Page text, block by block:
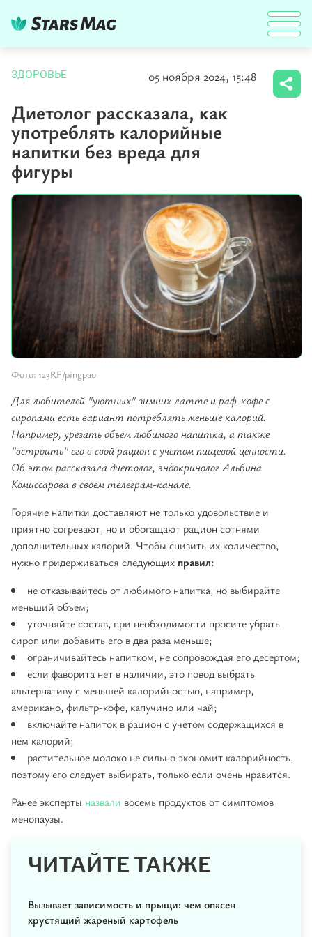
ЗДОРОВЬЕ 05 ноября 2024, 15:48
Диетолог рассказала, как
употреблять калорийные
напитки без вреда для
фигуры
Фото: 123RF/pingpao
Для любителей "уютных" зимних латте и раф-кофе с
сиропами есть вариант потреблять меньше калорий.
Например, урезать объем любимого напитка, а также
"встроить" его в свой рацион с учетом пищевой ценности.
Об этом рассказала диетолог, эндокринолог Альбина
Комиссарова в своем телеграм-канале.
Горячие напитки доставляют не только удовольствие и
приятно согревают, но и обогащают рацион сотнями
дополнительных калорий. Чтобы снизить их количество,
нужно придерживаться следующих правил:
не отказывайтесь от любимого напитка, но выбирайте
меньший объем;
уточняйте состав, при необходимости просите убрать
сироп или добавить его в два раза меньше;
ограничивайтесь напитком, не сопровождая его десертом;
если фаворита нет в наличии, это повод выбрать
альтернативу с меньшей калорийностью, например,
американо, фильтр-кофе, капучино или чай;
включайте напиток в рацион с учетом содержащихся в
нем калорий;
растительное молоко не сильно экономит калорийность,
поэтому его следует выбирать, только если очень нравится.
Ранее эксперты назвали восемь продуктов от симптомов
менопаузы.
ЧИТАЙТЕ ТАКЖЕ
Вызывает зависимость и прыщи: чем опасен
хрустящий жареный картофель